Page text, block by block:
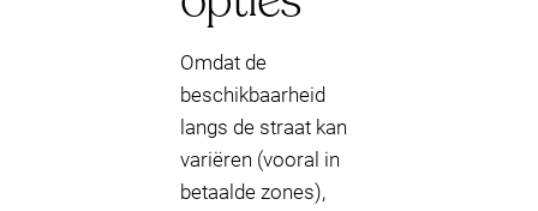
Omdat de
beschikbaarheid
langs de straat kan
variëren (vooral in
betaalde zones),